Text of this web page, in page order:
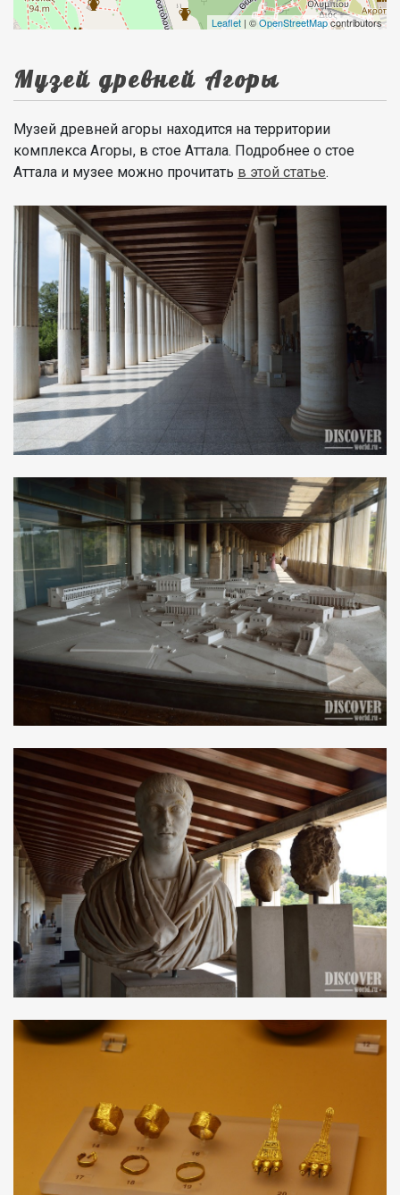
Leaflet | ©OpenStreetMapcontributors
Музей древней Агоры
Музей древней агоры находится на территории
комплекса Агоры, в стое Аттала. Подробнее о стое
Аттала и музее можно прочитать в этой статье.